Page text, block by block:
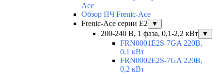
Ace
Обзор ПЧ Frenic-Ace
Frenic-Ace серии E2
▼
200-240 В, 1 фаза, 0,1-2,2 кВт ▼
FRN0001E2S-7GA 220В,
0,1 кВт
FRN0002E2S-7GA 220В,
0,2 кВт